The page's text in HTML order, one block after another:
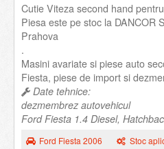
Cutie Viteza second hand
Piesa este pe stoc la DANCOR
Prahova
.
Masini avariate si piese auto
Fiesta, piese de import si
Date tehnice:
dezmembrez autovehicul
Ford Fiesta 1.4 Diesel,
Ford Fiesta 2006 Stoc